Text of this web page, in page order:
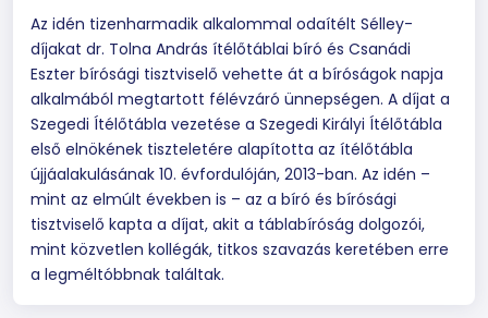
Az idén tizenharmadik alkalommal odaítélt Sélley-
díjakat dr. Tolna András ítélőtáblai bíró és Csanádi
Eszter bírósági tisztviselő vehette át a bíróságok napja
alkalmából megtartott félévzáró ünnepségen. A díjat a
Szegedi Ítélőtábla vezetése a Szegedi Királyi Ítélőtábla
első elnökének tiszteletére alapította az ítélőtábla
újjáalakulásának 10. évfordulóján, 2013-ban. Az idén –
mint az elmúlt években is – az a bíró és bírósági
tisztviselő kapta a díjat, akit a táblabíróság dolgozói,
mint közvetlen kollégák, titkos szavazás keretében erre
a legméltóbbnak találtak.